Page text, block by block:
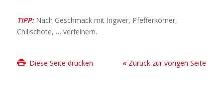
TIPP:Nach Geschmack mit Ingwer, Pfefferkörner,
Chilischote, … verfeinern.
Diese Seite drucken « Zurück zur vorigen Seite